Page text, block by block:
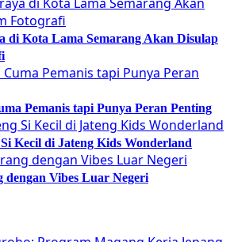
di Kota Lama Semarang Akan Disulap
Pemanis tapi Punya Peran Penting
Kecil di Jateng Kids Wonderland
dengan Vibes Luar Negeri